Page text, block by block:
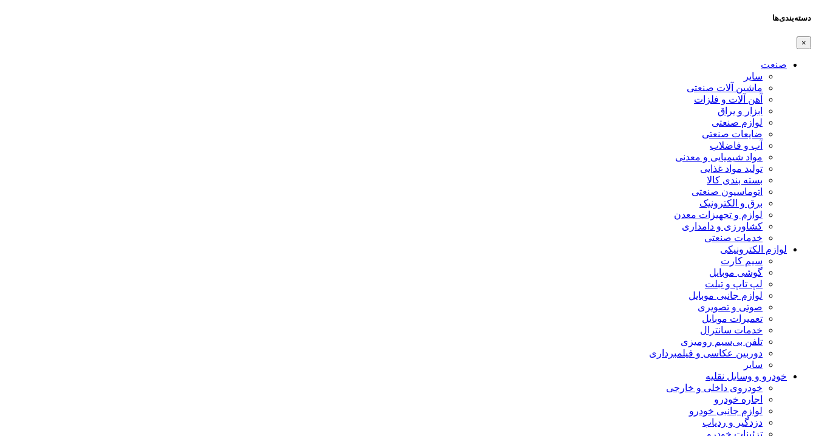
دسته‌بندی‌ها
×
صنعت
سایر
ماشین آلات صنعتی
آهن آلات و فلزات
ابزار و یراق
لوازم صنعتی
ضایعات صنعتی
آب و فاضلاب
مواد شیمیایی و معدنی
تولید مواد غذایی
بسته بندی کالا
اتوماسیون صنعتی
برق و الکترونیک
لوازم و تجهیزات معدن
کشاورزی و دامداری
خدمات صنعتی
لوازم الکترونیکی
سیم کارت
گوشی موبایل
لپ تاپ و تبلت
لوازم جانبی موبایل
صوتی و تصویری
تعمیرات موبایل
خدمات سانترال
تلفن بی‌سیم رومیزی
دوربین عکاسی و فیلمبرداری
سایر
خودرو و وسایل نقلیه
خودروی داخلی و خارجی
اجاره خودرو
لوازم جانبی خودرو
دزدگیر و ردیاب